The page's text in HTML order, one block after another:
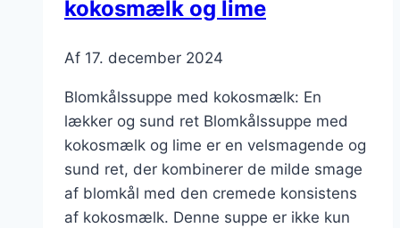
kokosmælk og lime
Af 17. december 2024
Blomkålssuppe med kokosmælk: En
lækker og sund ret Blomkålssuppe med
kokosmælk og lime er en velsmagende og
sund ret, der kombinerer de milde smage
af blomkål med den cremede konsistens
af kokosmælk. Denne suppe er ikke kun